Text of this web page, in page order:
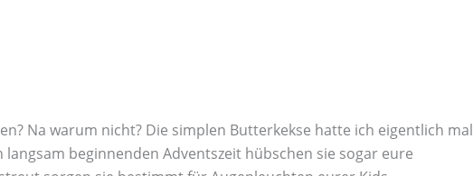
Na warum nicht? Die simplen Butterkekse hatte ich eigentlich mal
beginnenden Adventszeit hübschen sie sogar eure